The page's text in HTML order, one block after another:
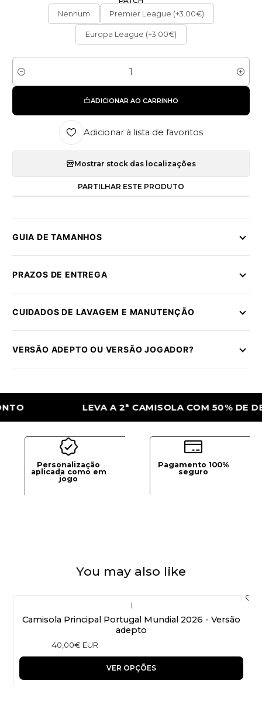
Nenhum
Premier League (+3.00€)
Europa League (+3.00€)
Quantidade
ADICIONAR AO CARRINHO
Adicionar à lista de favoritos
Mostrar stock das localizações
PARTILHAR ESTE PRODUTO
GUIA DE TAMANHOS
PRAZOS DE ENTREGA
CUIDADOS DE LAVAGEM E MANUTENÇÃO
VERSÃO ADEPTO OU VERSÃO JOGADOR?
LEVA A 2ª CAMISOLA COM 50% DE
Personalização
aplicada como em
jogo
Pagamento 100%
seguro
You may also like
|
Camisola Principal Portugal Mundial 2026 - Versão
adepto
40,00€ EUR
VER OPÇÕES